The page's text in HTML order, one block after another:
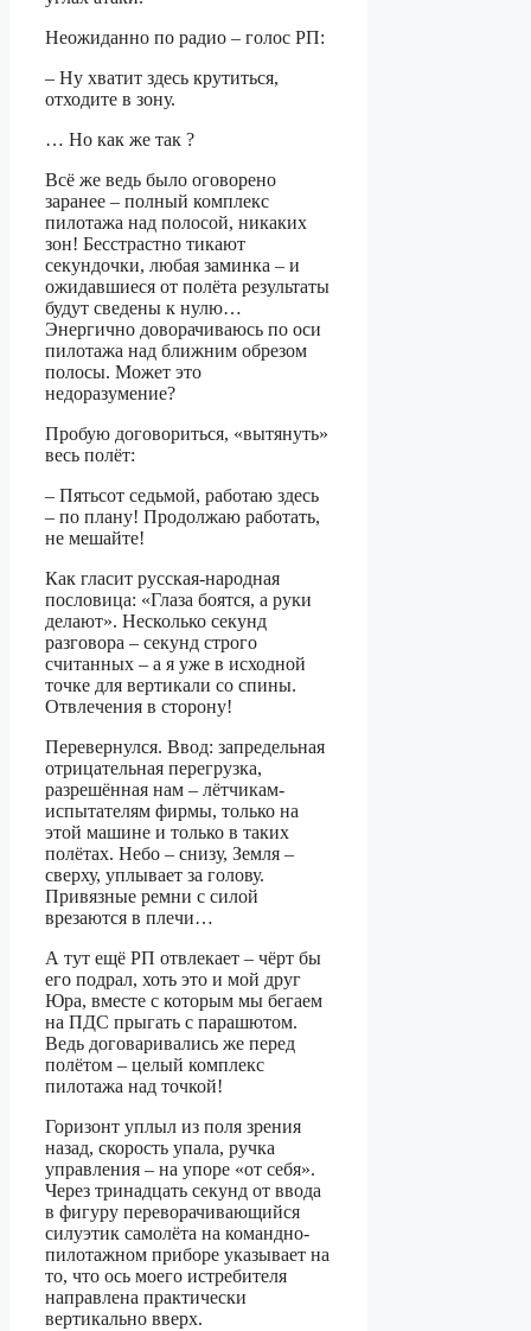
Неожиданно по радио – голос РП:
– Ну хватит здесь крутиться,
отходите в зону.
… Но как же так ?
Всё же ведь было оговорено
заранее – полный комплекс
пилотажа над полосой, никаких
зон! Бесстрастно тикают
секундочки, любая заминка – и
ожидавшиеся от полёта результаты
будут сведены к нулю…
Энергично доворачиваюсь по оси
пилотажа над ближним обрезом
полосы. Может это
недоразумение?
Пробую договориться, «вытянуть»
весь полёт:
– Пятьсот седьмой, работаю здесь
– по плану! Продолжаю работать,
не мешайте!
Как гласит русская-народная
пословица: «Глаза боятся, а руки
делают». Несколько секунд
разговора – секунд строго
считанных – а я уже в исходной
точке для вертикали со спины.
Отвлечения в сторону!
Перевернулся. Ввод: запредельная
отрицательная перегрузка,
разрешённая нам – лётчикам-
испытателям фирмы, только на
этой машине и только в таких
полётах. Небо – снизу, Земля –
сверху, уплывает за голову.
Привязные ремни с силой
врезаются в плечи…
А тут ещё РП отвлекает – чёрт бы
его подрал, хоть это и мой друг
Юра, вместе с которым мы бегаем
на ПДС прыгать с парашютом.
Ведь договаривались же перед
полётом – целый комплекс
пилотажа над точкой!
Горизонт уплыл из поля зрения
назад, скорость упала, ручка
управления – на упоре «от себя».
Через тринадцать секунд от ввода
в фигуру переворачивающийся
силуэтик самолёта на командно-
пилотажном приборе указывает на
то, что ось моего истребителя
направлена практически
вертикально вверх.